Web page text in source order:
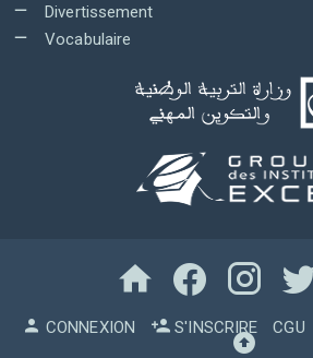
Divertissement
Vocabulaire
CONNEXION S'INSCRIRE CGU